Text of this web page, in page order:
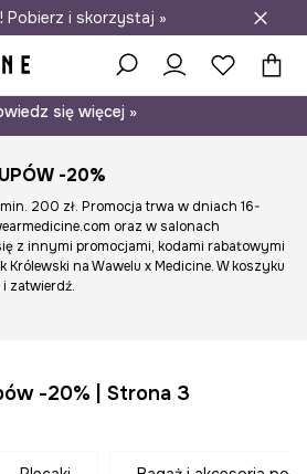
dostawa do salonów
Pobierz i skorzystaj »
się więcej »
-20%
200 zł. Promocja trwa w dniach 16-
oraz w salonach
z innymi promocjami, kodami rabatowymi
Królewski na Wawelu x Medicine. W koszyku
zatwierdź.
-20% | Strona 3